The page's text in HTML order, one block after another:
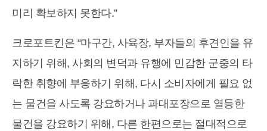
미리 확보하지 못한다.”
크로포트킨은 “마구간, 사육장, 부자들의 후견인을 유
지하기 위해, 사회의 변덕과 유행에 민감한 군중의 타
락한 취향에 부응하기 위해, 다시 소비자에게 필요 없
는 물건을 사도록 강요하거나 과대포장으로 열등한
물건을 강요하기 위해, 다른 한편으로는 절대적으로